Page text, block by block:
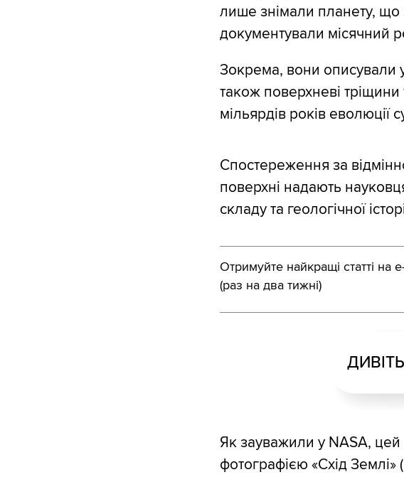
лише знімали планету, що
документували місячний
Зокрема, вони описували
також поверхневі
мільярдів років еволюції
Спостереження за
поверхні надають
складу та геологічної
Отримуйте найкращі статті на
(раз на два тижні)
Як зауважили у NASA,
фотографією «Схід